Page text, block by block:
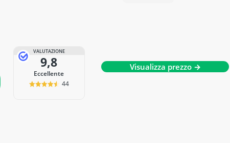
VALUTAZIONE
9,8
Eccellente
44
Visualizza prezzo →